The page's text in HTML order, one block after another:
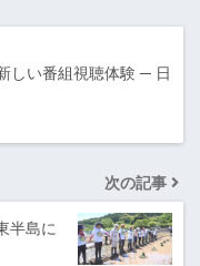
しい番組視聴体験 ─ 日
次の記事
半島に